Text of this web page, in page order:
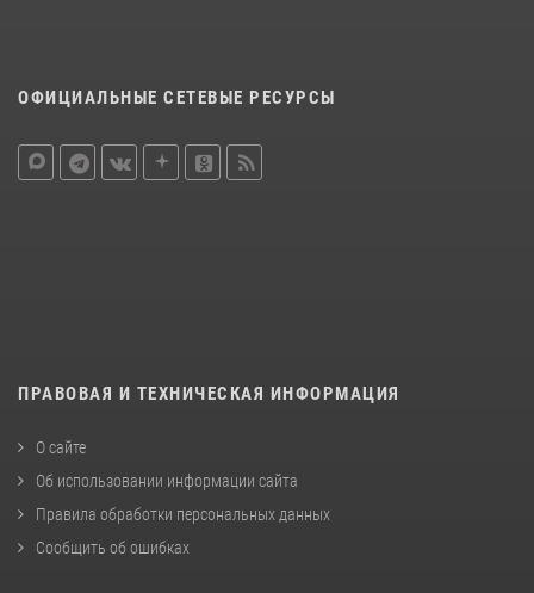
ОФИЦИАЛЬНЫЕ СЕТЕВЫЕ РЕСУРСЫ
ПРАВОВАЯ И ТЕХНИЧЕСКАЯ ИНФОРМАЦИЯ
О сайте
Об использовании информации сайта
Правила обработки персональных данных
Сообщить об ошибках